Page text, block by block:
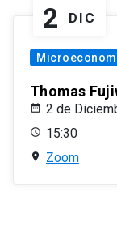
2 DIC
Thomas
2 de
15:30
Zoom